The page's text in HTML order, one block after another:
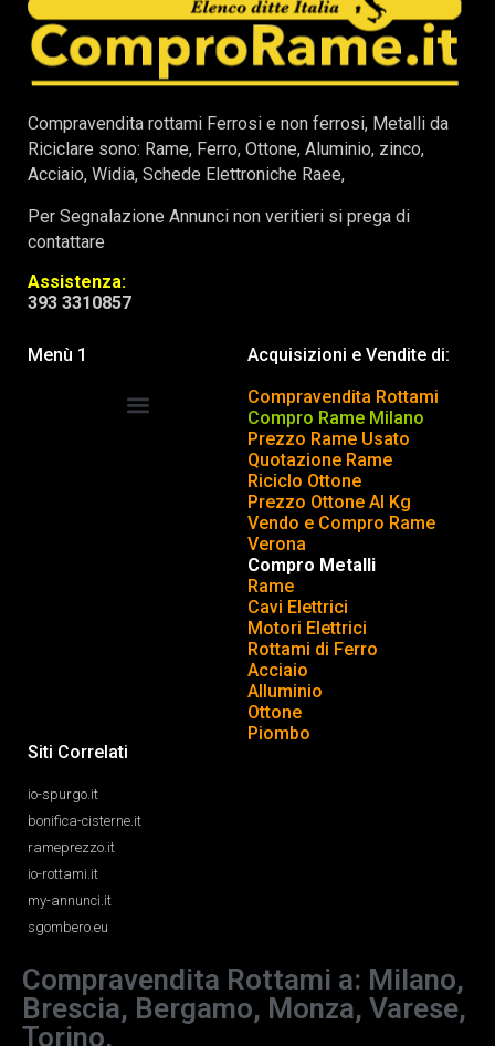
Compravendita rottami Ferrosi e non ferrosi, Metalli da
Riciclare sono: Rame, Ferro, Ottone, Aluminio, zinco,
Acciaio, Widia, Schede Elettroniche Raee,
Per Segnalazione Annunci non veritieri si prega di
contattare
Assistenza:
393 3310857
Menù 1
Acquisizioni e Vendite di:
Compravendita Rottami
Compro Rame Milano
Prezzo Rame Usato
Quotazione Rame
Riciclo Ottone
Prezzo Ottone Al Kg
Vendo e Compro Rame
Verona
Compro Metalli
Rame
Cavi Elettrici
Motori Elettrici
Rottami di Ferro
Acciaio
Alluminio
Ottone
Piombo
Siti Correlati
io-spurgo.it
bonifica-cisterne.it
rameprezzo.it
io-rottami.it
my-annunci.it
sgombero.eu
Compravendita Rottami a: Milano,
Brescia, Bergamo, Monza, Varese,
Torino,